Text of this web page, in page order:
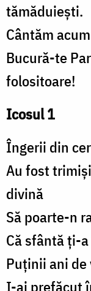
tămăduiești.
Cântăm
Bucură-te
folositoare!
Icosul 1
Îngerii din
Au fost
divină
Să poarte-n
Că sfântă ți-
Puținii ani
I-ai prefăcut